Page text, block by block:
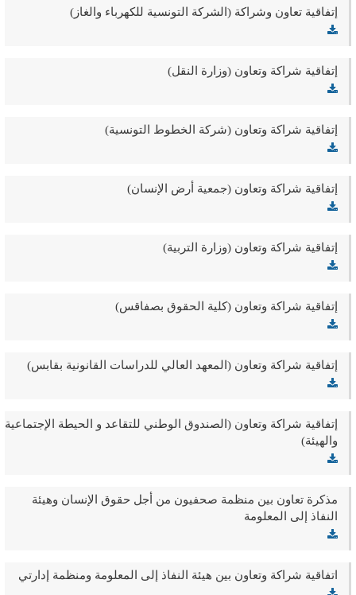
إتفاقية تعاون وشراكة (الشركة التونسية للكهرباء والغاز)
إتفاقية شراكة وتعاون (وزارة النقل)
إتفاقية شراكة وتعاون (شركة الخطوط التونسية)
إتفاقية شراكة وتعاون (جمعية أرض الإنسان)
إتفاقية شراكة وتعاون (وزارة التربية)
إتفاقية شراكة وتعاون (كلية الحقوق بصفاقس)
إتفاقية شراكة وتعاون (المعهد العالي للدراسات القانونية بقابس)
إتفاقية شراكة وتعاون (الصندوق الوطني للتقاعد و الحيطة الإجتماعية
والهيئة)
مذكرة تعاون بين منظمة صحفيون من أجل حقوق الإنسان وهيئة
النفاذ إلى المعلومة
اتفاقية شراكة وتعاون بين هيئة النفاذ إلى المعلومة ومنظمة إدارتي